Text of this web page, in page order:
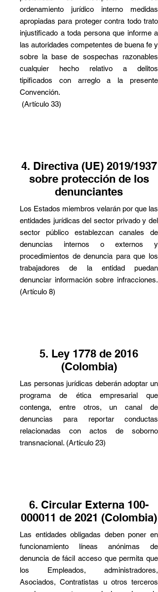
ordenamiento jurídico interno medidas
apropiadas para proteger contra todo trato
injustificado a toda persona que informe a
las autoridades competentes de buena fe y
sobre la base de sospechas razonables
cualquier hecho relativo a delitos
tipificados con arreglo a la presente
Convención.
(Artículo 33)
4. Directiva (UE) 2019/1937
sobre protección de los
denunciantes
Los Estados miembros velarán por que las
entidades jurídicas del sector privado y del
sector público establezcan canales de
denuncias internos o externos y
procedimientos de denuncia para que los
trabajadores de la entidad puedan
denunciar información sobre infracciones.
(Artículo 8)
5. Ley 1778 de 2016
(Colombia)
Las personas jurídicas deberán adoptar un
programa de ética empresarial que
contenga, entre otros, un canal de
denuncias para reportar conductas
relacionadas con actos de soborno
transnacional. (Artículo 23)
6. Circular Externa 100-
000011 de 2021 (Colombia)
Las entidades obligadas deben poner en
funcionamiento líneas anónimas de
denuncia de fácil acceso que permita que
los Empleados, administradores,
Asociados, Contratistas u otros terceros